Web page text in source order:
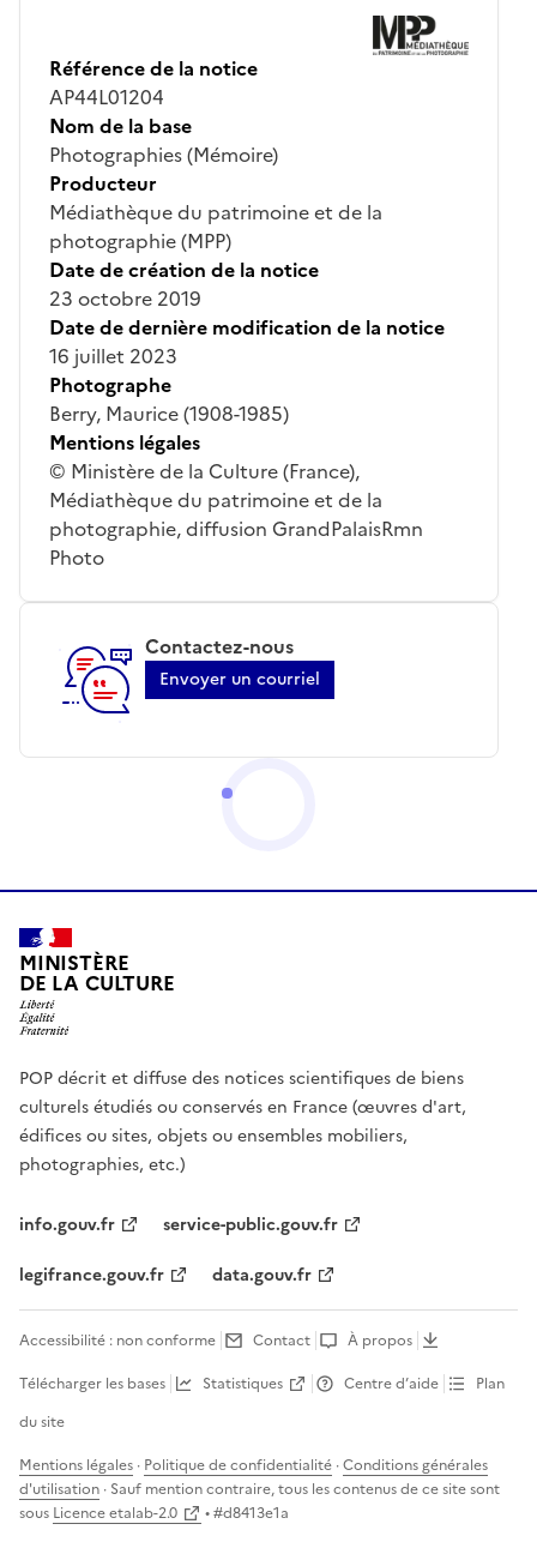
Référence de la notice
AP44L01204
Nom de la base
Photographies (Mémoire)
Producteur
Médiathèque du patrimoine et de la
photographie (MPP)
Date de création de la notice
23 octobre 2019
Date de dernière modification de la notice
16 juillet 2023
Photographe
Berry, Maurice (1908-1985)
Mentions légales
© Ministère de la Culture (France),
Médiathèque du patrimoine et de la
photographie, diffusion GrandPalaisRmn
Photo
Contactez-nous
Envoyer un courriel
MINISTÈRE
DE LA CULTURE
POP décrit et diffuse des notices scientifiques de biens
culturels étudiés ou conservés en France (œuvres d'art,
édifices ou sites, objets ou ensembles mobiliers,
photographies, etc.)
info.gouv.fr
service-public.gouv.fr
legifrance.gouv.fr
data.gouv.fr
Accessibilité : non conforme Contact
À propos
Télécharger les bases
Statistiques Centre d’aide
Plan
du site
Mentions légales · Politique de confidentialité ·Conditions générales
d'utilisation · Sauf mention contraire, tous les contenus de ce site sont
sous Licence etalab-2.0 • #d8413e1a